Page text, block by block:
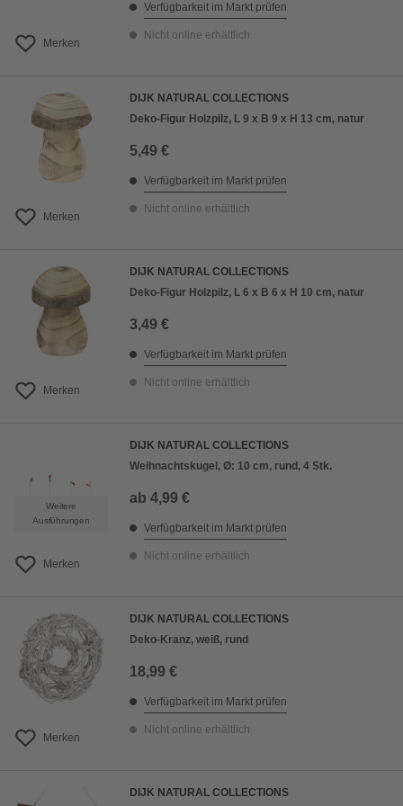
Merken
Verfügbarkeit im Markt prüfen
Nicht online erhältlich
Merken
DIJK NATURAL COLLECTIONS
Deko-Figur Holzpilz, L 9 x B 9 x H 13 cm, natur
5,49 €
Verfügbarkeit im Markt prüfen
Nicht online erhältlich
Merken
DIJK NATURAL COLLECTIONS
Deko-Figur Holzpilz, L 6 x B 6 x H 10 cm, natur
3,49 €
Verfügbarkeit im Markt prüfen
Nicht online erhältlich
Weitere
Ausführungen
Merken
DIJK NATURAL COLLECTIONS
Weihnachtskugel, Ø: 10 cm, rund, 4 Stk.
ab 4,99 €
Verfügbarkeit im Markt prüfen
Nicht online erhältlich
Merken
DIJK NATURAL COLLECTIONS
Deko-Kranz, weiß, rund
18,99 €
Verfügbarkeit im Markt prüfen
Nicht online erhältlich
DIJK NATURAL COLLECTIONS